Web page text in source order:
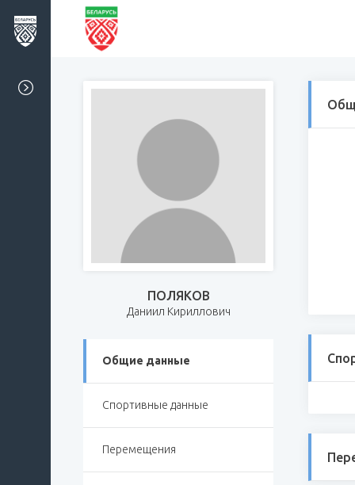
ПОЛЯКОВ
Даниил Кириллович
Общие данные
Спортивные данные
Перемещения